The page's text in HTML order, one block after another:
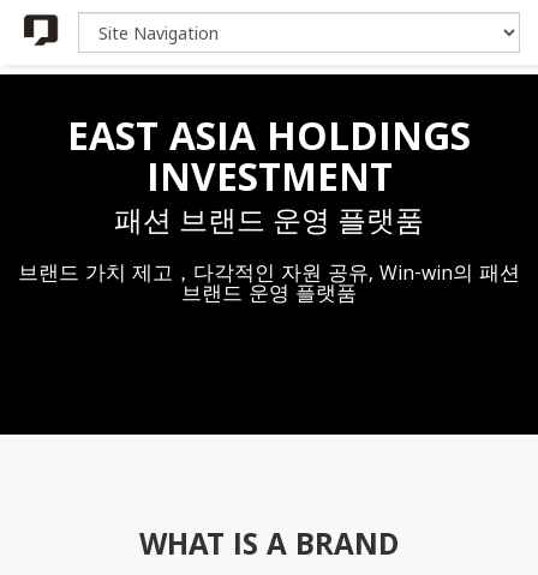
EAST ASIA HOLDINGS
INVESTMENT
패션 브랜드 운영 플랫품
브랜드 가치 제고，다각적인 자원 공유, Win-win의 패션
브랜드 운영 플랫품
WHAT IS A BRAND